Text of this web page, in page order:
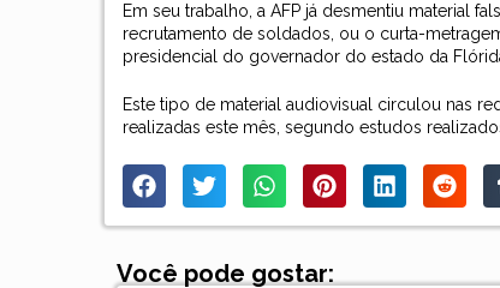
Em seu trabalho, a AFP já desmentiu material
recrutamento de soldados, ou o curta-
presidencial do governador do estado da
Este tipo de material audiovisual circulou nas
realizadas este mês, segundo estudos
Você pode gostar: